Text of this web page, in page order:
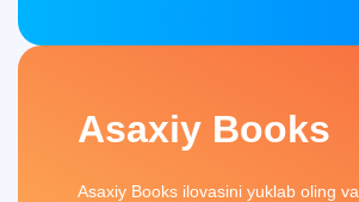
Asaxiy Books
Asaxiy Books ilovasini yuklab oling va